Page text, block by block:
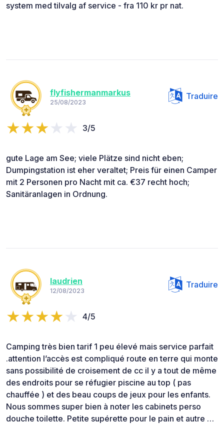
system med tilvalg af service - fra 110 kr pr nat.
flyfishermanmarkus
25/08/2023
Traduire
3/5
gute Lage am See; viele Plätze sind nicht eben;
Dumpingstation ist eher veraltet; Preis für einen Camper
mit 2 Personen pro Nacht mit ca. €37 recht hoch;
Sanitäranlagen in Ordnung.
laudrien
12/08/2023
Traduire
4/5
Camping très bien tarif 1 peu élevé mais service parfait
.attention l’accès est compliqué route en terre qui monte
sans possibilité de croisement de cc il y a tout de même
des endroits pour se réfugier piscine au top ( pas
chauffée ) et des beau coups de jeux pour les enfants.
Nous sommes super bien à noter les cabinets perso
douche toilette. Petite supérette pour le pain et autre …